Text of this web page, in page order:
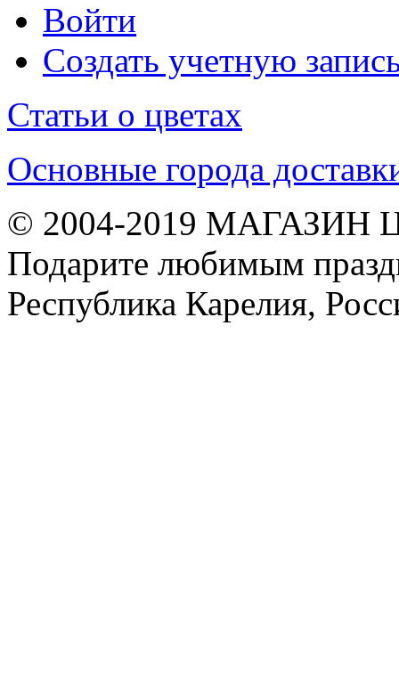
Войти
Создать учетную
Статьи о цветах
Основные города
© 2004-2019 МАГАЗИН
Подарите любимым
Республика Карелия,